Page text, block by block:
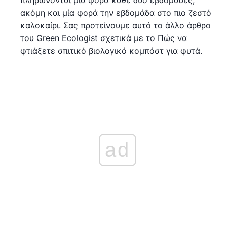
ακόμη και μία φορά την εβδομάδα στο πιο ζεστό
καλοκαίρι. Σας προτείνουμε αυτό το άλλο άρθρο
του Green Ecologist σχετικά με το Πώς να
φτιάξετε σπιτικό βιολογικό κομπόστ για φυτά.
ad